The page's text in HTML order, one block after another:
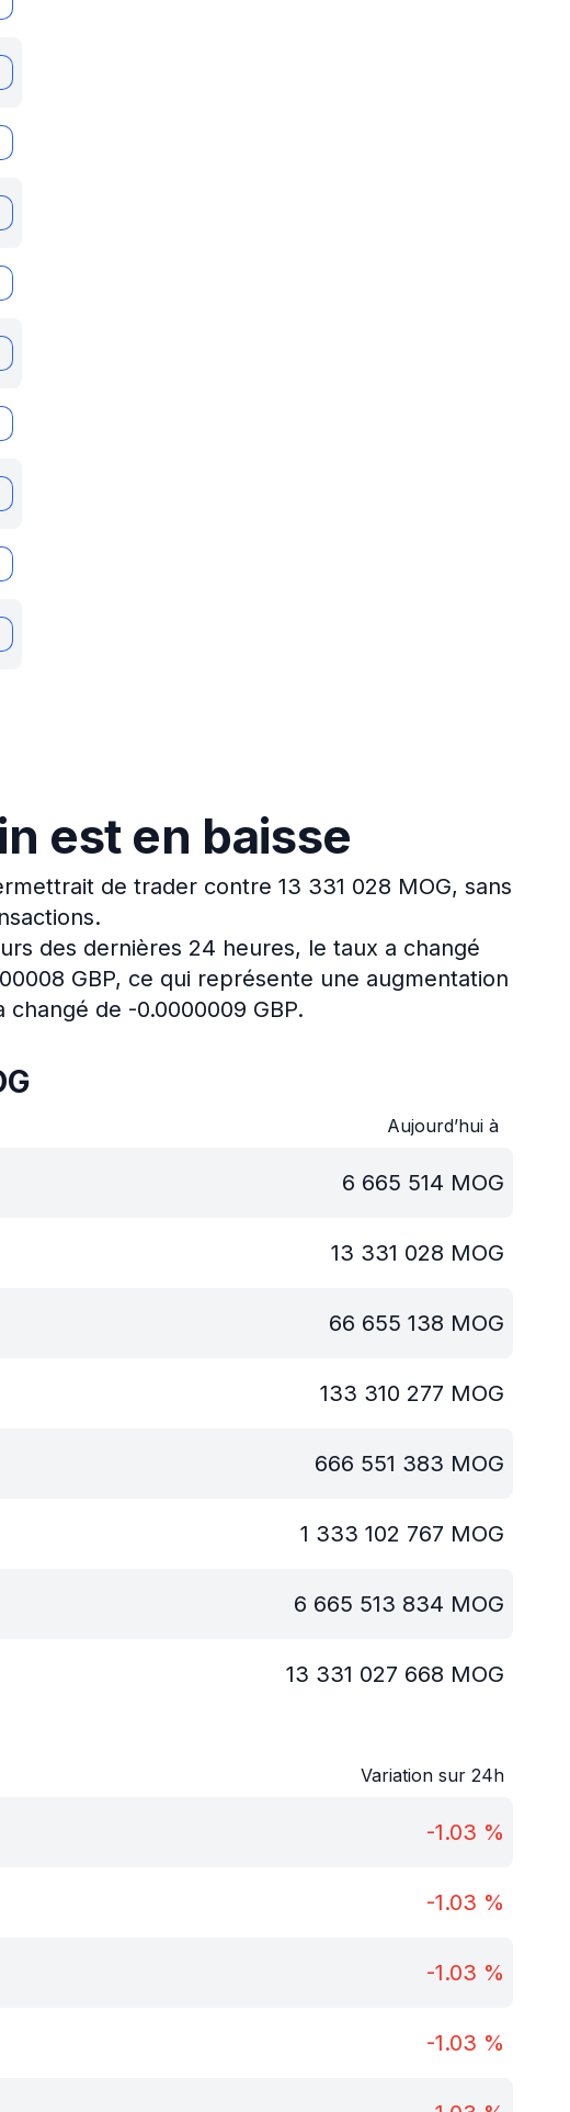
est en baisse
de trader contre 13 331 028 MOG, sans
des dernières 24 heures, le taux a changé
GBP, ce qui représente une augmentation
changé de -0.0000009 GBP.
Aujourd’hui à
6 665 514 MOG
13 331 028 MOG
66 655 138 MOG
133 310 277 MOG
666 551 383 MOG
1 333 102 767 MOG
6 665 513 834 MOG
13 331 027 668 MOG
Variation sur 24h
-1.03 %
-1.03 %
-1.03 %
-1.03 %